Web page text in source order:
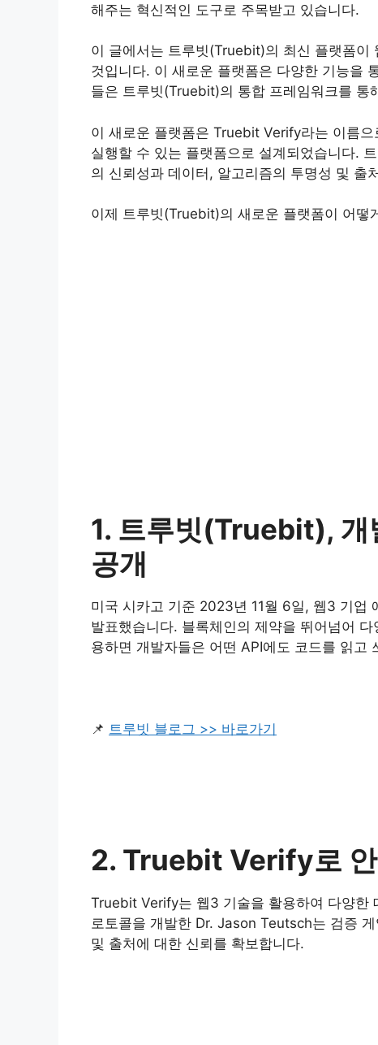
해주는 혁신적인 도구로 주목받고 있습니다.
이 글에서는 트루빗(Truebit)의 최신 플랫폼이
것입니다. 이 새로운 플랫폼은 다양한 기능을
들은 트루빗(Truebit)의 통합 프레임워크를 통
이 새로운 플랫폼은 Truebit Verify라는 이름
실행할 수 있는 플랫폼으로 설계되었습니다.
의 신뢰성과 데이터, 알고리즘의 투명성 및 출
이제 트루빗(Truebit)의 새로운 플랫폼이 어떻
1. 트루빗(Truebit), 개
공개
미국 시카고 기준 2023년 11월 6일, 웹3 기업
발표했습니다. 블록체인의 제약을 뛰어넘어
용하면 개발자들은 어떤 API에도 코드를 읽고
📌 트루빗 블로그 >> 바로가기
2. Truebit Verify로 안
Truebit Verify는 웹3 기술을 활용하여 다양한
로토콜을 개발한 Dr. Jason Teutsch는 검증
및 출처에 대한 신뢰를 확보합니다.